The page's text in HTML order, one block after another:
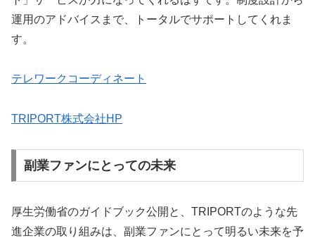
運用のアドバイスまで、トータルでサポートしてくれま
す。
テレワークコーディネート
TRIPORT株式会社HP
副業ファンにとっての未来
厚生労働省のガイドブック公開と、TRIPORTのような先
進企業の取り組みは、副業ファンにとって明るい未来を予